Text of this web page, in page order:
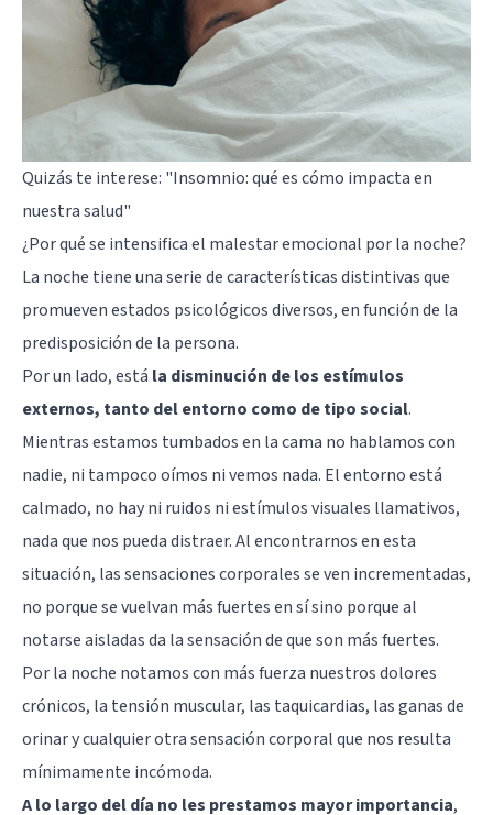
Quizás te interese: "Insomnio: qué es cómo impacta en
nuestra salud"
¿Por qué se intensifica el malestar emocional por la noche?
La noche tiene una serie de características distintivas que
promueven estados psicológicos diversos, en función de la
predisposición de la persona.
Por un lado, está la disminución de los estímulos
externos, tanto del entorno como de tipo social.
Mientras estamos tumbados en la cama no hablamos con
nadie, ni tampoco oímos ni vemos nada. El entorno está
calmado, no hay ni ruidos ni estímulos visuales llamativos,
nada que nos pueda distraer. Al encontrarnos en esta
situación, las sensaciones corporales se ven incrementadas,
no porque se vuelvan más fuertes en sí sino porque al
notarse aisladas da la sensación de que son más fuertes.
Por la noche notamos con más fuerza nuestros dolores
crónicos, la tensión muscular, las taquicardias, las ganas de
orinar y cualquier otra sensación corporal que nos resulta
mínimamente incómoda.
A lo largo del día no les prestamos mayor importancia,